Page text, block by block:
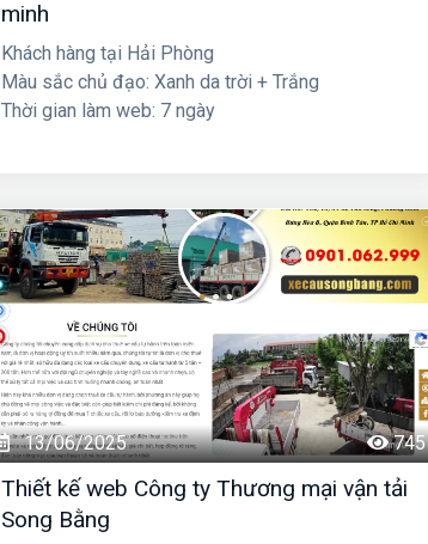
minh
Khách hàng tại Hải Phòng
Màu sắc chủ đạo: Xanh da trời + Trắng
Thời gian làm web: 7 ngày
13/06/2025 745
Thiết kế web Công ty Thương mại vận tải
Song Bằng